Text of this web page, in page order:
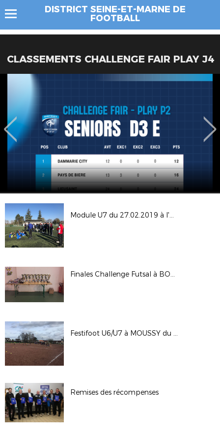
DISTRICT SEINE-ET-MARNE DE
FOOTBALL
CLASSEMENTS CHALLENGE FAIR PLAY J4
Module U7 du 27.02.2019 à l'UMS PONTAULT
Finales Challenge Futsal à BOURRON MARLOTTE des 23/24.02.2019
Festifoot U6/U7 à MOUSSY du 09.02.2019
Remises des récompenses